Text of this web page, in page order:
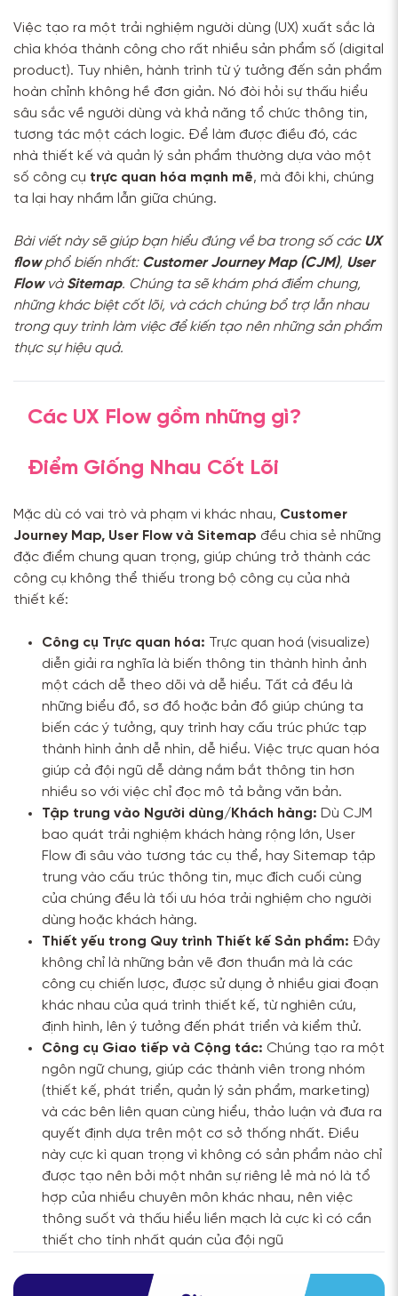
Việc tạo ra một trải nghiệm người dùng (UX) xuất sắc là
chìa khóa thành công cho rất nhiều sản phẩm số (digital
product). Tuy nhiên, hành trình từ ý tưởng đến sản phẩm
hoàn chỉnh không hề đơn giản. Nó đòi hỏi sự thấu hiểu
sâu sắc về người dùng và khả năng tổ chức thông tin,
tương tác một cách logic. Để làm được điều đó, các
nhà thiết kế và quản lý sản phẩm thường dựa vào một
số công cụ trực quan hóa mạnh mẽ, mà đôi khi, chúng
ta lại hay nhầm lẫn giữa chúng.
Bài viết này sẽ giúp bạn hiểu đúng về ba trong số các UX
flowphổ biến nhất: Customer Journey Map (CJM), User
Flowvà Sitemap. Chúng ta sẽ khám phá điểm chung,
những khác biệt cốt lõi, và cách chúng bổ trợ lẫn nhau
trong quy trình làm việc để kiến tạo nên những sản phẩm
thực sự hiệu quả.
Các UX Flow gồm những gì?
Điểm Giống Nhau Cốt Lõi
Mặc dù có vai trò và phạm vi khác nhau, Customer
Journey Map, User Flow và Sitemap đều chia sẻ những
đặc điểm chung quan trọng, giúp chúng trở thành các
công cụ không thể thiếu trong bộ công cụ của nhà
thiết kế:
Công cụ Trực quan hóa: Trực quan hoá (visualize)
diễn giải ra nghĩa là biến thông tin thành hình ảnh
một cách dễ theo dõi và dễ hiểu. Tất cả đều là
những biểu đồ, sơ đồ hoặc bản đồ giúp chúng ta
biến các ý tưởng, quy trình hay cấu trúc phức tạp
thành hình ảnh dễ nhìn, dễ hiểu. Việc trực quan hóa
giúp cả đội ngũ dễ dàng nắm bắt thông tin hơn
nhiều so với việc chỉ đọc mô tả bằng văn bản.
Tập trung vào Người dùng/Khách hàng: Dù CJM
bao quát trải nghiệm khách hàng rộng lớn, User
Flow đi sâu vào tương tác cụ thể, hay Sitemap tập
trung vào cấu trúc thông tin, mục đích cuối cùng
của chúng đều là tối ưu hóa trải nghiệm cho người
dùng hoặc khách hàng.
Thiết yếu trong Quy trình Thiết kế Sản phẩm: Đây
không chỉ là những bản vẽ đơn thuần mà là các
công cụ chiến lược, được sử dụng ở nhiều giai đoạn
khác nhau của quá trình thiết kế, từ nghiên cứu,
định hình, lên ý tưởng đến phát triển và kiểm thử.
Công cụ Giao tiếp và Cộng tác: Chúng tạo ra một
ngôn ngữ chung, giúp các thành viên trong nhóm
(thiết kế, phát triển, quản lý sản phẩm, marketing)
và các bên liên quan cùng hiểu, thảo luận và đưa ra
quyết định dựa trên một cơ sở thống nhất. Điều
này cực kì quan trọng vì không có sản phẩm nào chỉ
được tạo nên bởi một nhân sự riêng lẻ mà nó là tổ
hợp của nhiều chuyên môn khác nhau, nên việc
thông suốt và thấu hiểu liền mạch là cực kì có cần
thiết cho tính nhất quán của đội ngũ